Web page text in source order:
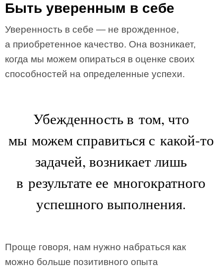
Быть уверенным в себе
Уверенность в себе — не врожденное,
а приобретенное качество. Она возникает,
когда мы можем опираться в оценке своих
способностей на определенные успехи.
Убежденность в том, что
мы можем справиться с какой-то
задачей, возникает лишь
в результате ее многократного
успешного выполнения.
Проще говоря, нам нужно набраться как
можно больше позитивного опыта